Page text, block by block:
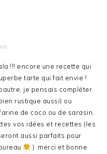
!!! encore une recette qui
tarte qui fait envie !
je pensais compléter
rustique aussi) ou
de coco ou de sarasin.
vos idées et recettes (les
aussi parfaits pour
). merci et bonne